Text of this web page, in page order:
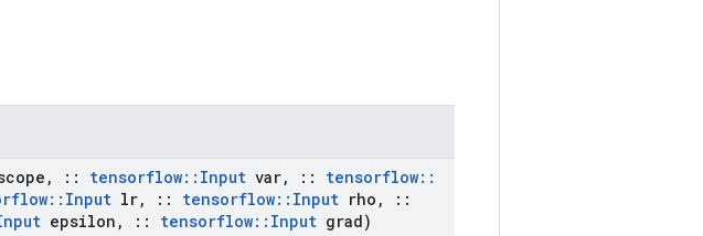
, :: tensorflow:: Input var, :: tensorflow::
:: Input lr, :: tensorflow:: Input rho ,
::
epsilon , :: tensorflow:: Input grad)